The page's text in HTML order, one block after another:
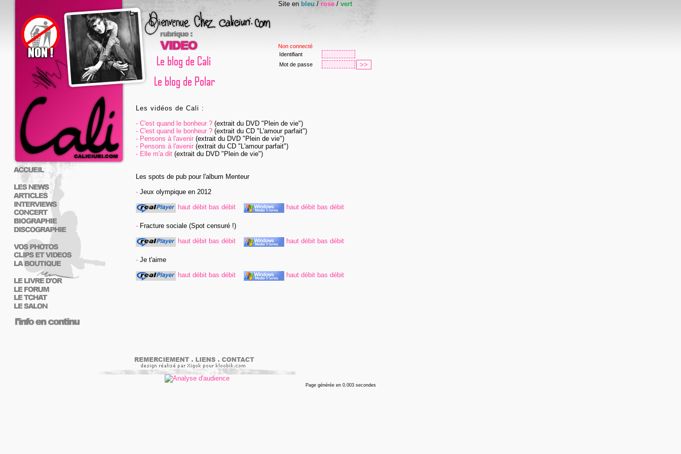
Site en bleu / rose / vert
Non connecté
Identifiant
Mot de passe
Les vidéos de Cali :
- C'est quand le bonheur ? (extrait du DVD "Plein de vie")
- C'est quand le bonheur ? (extrait du CD "L'amour parfait")
- Pensons à l'avenir (extrait du DVD "Plein de vie")
- Pensons à l'avenir (extrait du CD "L'amour parfait")
- Elle m'a dit (extrait du DVD "Plein de vie")
Les spots de pub pour l'album Menteur
- Jeux olympique en 2012
haut débit bas débit haut débit bas débit
- Fracture sociale (Spot censuré !)
haut débit bas débit haut débit bas débit
- Je t'aime
haut débit bas débit haut débit bas débit
Page générée en 0.003 secondes